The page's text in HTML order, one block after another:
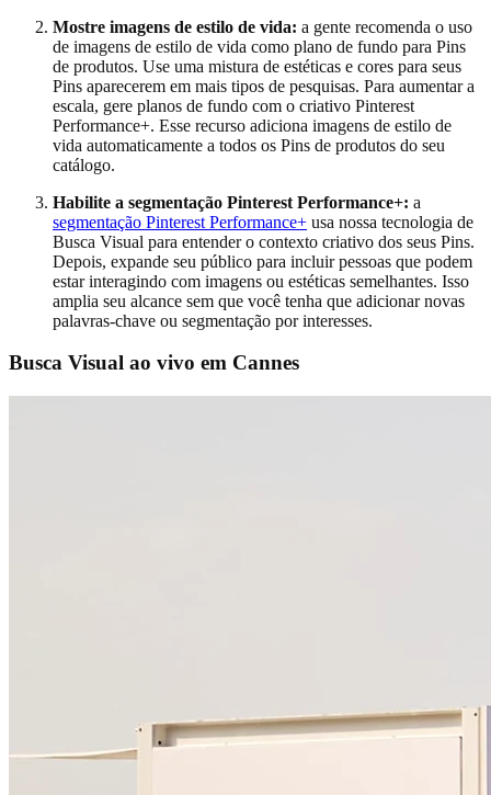
Mostre imagens de estilo de vida: a gente recomenda o uso
de imagens de estilo de vida como plano de fundo para Pins
de produtos. Use uma mistura de estéticas e cores para seus
Pins aparecerem em mais tipos de pesquisas. Para aumentar a
escala, gere planos de fundo com o criativo Pinterest
Performance+. Esse recurso adiciona imagens de estilo de
vida automaticamente a todos os Pins de produtos do seu
catálogo.
Habilite a segmentação Pinterest Performance+: a
segmentação Pinterest Performance+ usa nossa tecnologia de
Busca Visual para entender o contexto criativo dos seus Pins.
Depois, expande seu público para incluir pessoas que podem
estar interagindo com imagens ou estéticas semelhantes. Isso
amplia seu alcance sem que você tenha que adicionar novas
palavras-chave ou segmentação por interesses.
Busca Visual ao vivo em Cannes